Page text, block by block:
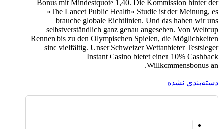
Bonus mit Mindestquote 1,40. Die Kommission hinter der
«The Lancet Public Health» Studie ist der Meinung, es
brauche globale Richtlinien. Und das haben wir uns
selbstverständlich ganz genau angesehen. Von Weltcup
Rennen bis zu den Olympischen Spielen, die Möglichkeiten
sind vielfältig. Unser Schweizer Wettanbieter Testsieger
Instant Casino bietet einen 10% Cashback
Willkommensbonus an.
دسته‌بندی نشده